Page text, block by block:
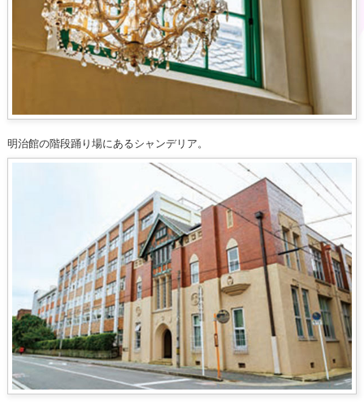
明治館の階段踊り場にあるシャンデリア。